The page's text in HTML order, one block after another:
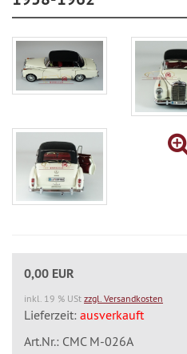
0,00 EUR
inkl. 19 % USt zzgl. Versandkosten
Lieferzeit: ausverkauft
Art.Nr.: CMC M-026A